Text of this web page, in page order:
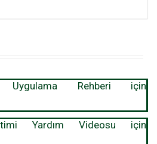
Uygulama Rehberi için
Yardım Videosu için